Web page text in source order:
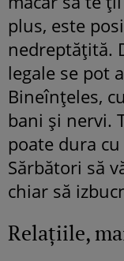
plus, este
nedreptățită.
legale se pot
Bineînțeles,
bani și nervi.
poate dura
Sărbători să
chiar să
Relațiile,